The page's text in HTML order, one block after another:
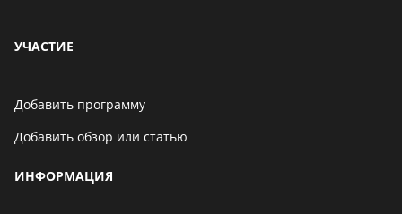
УЧАСТИЕ
Добавить программу
Добавить обзор или статью
ИНФОРМАЦИЯ